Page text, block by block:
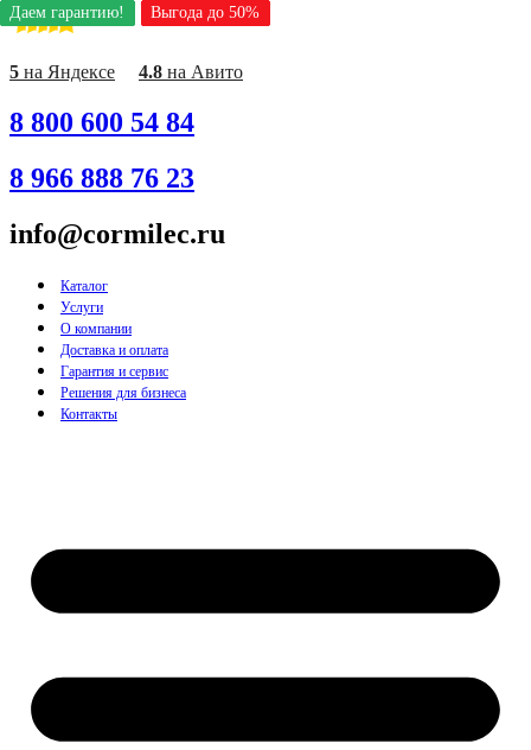
Перейти
к
содержимому
5 на Яндексе 4.8 на Авито
8 800 600 54 84
8 966 888 76 23
info@cormilec.ru
Каталог
Услуги
О компании
Доставка и оплата
Гарантия и сервис
Решения для бизнеса
Контакты
Даем гарантию! Выгода до 50%
Даем гарантию! Выгода до 50%
Даем гарантию! Выгода до 50%
Даем гарантию! Выгода до 50%
Даем гарантию! Выгода до 50%
Даем гарантию! Выгода до 50%
Даем гарантию! Выгода до 50%
Даем гарантию! Выгода до 50%
Даем гарантию! Выгода до 50%